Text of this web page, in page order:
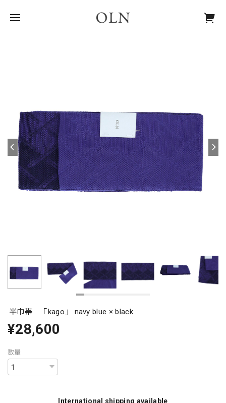
半巾帯 「kago」 navy blue × black
¥28,600
数量
International shipping available